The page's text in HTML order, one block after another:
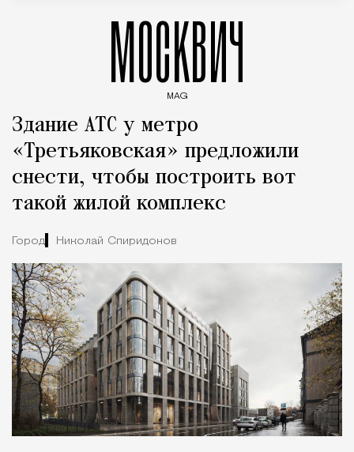
МОСКВИЧ
MAG
Здание АТС у метро
«Третьяковская» предложили
снести, чтобы построить вот
такой жилой комплекс
Город Николай Спиридонов